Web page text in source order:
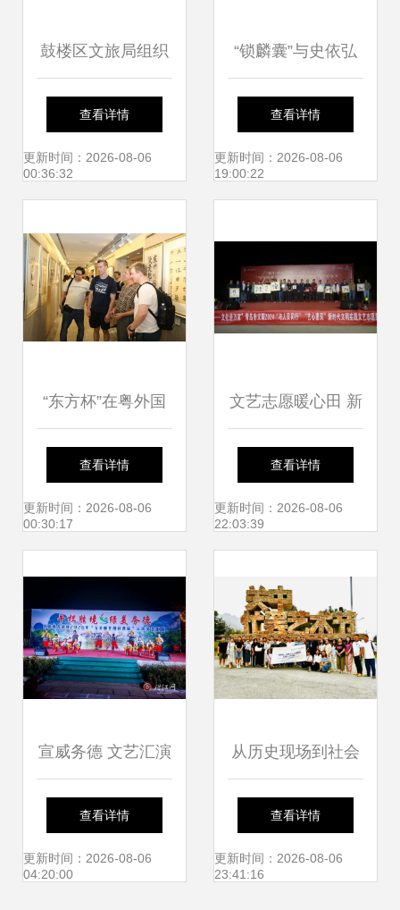
鼓楼区文旅局组织
开展文化惠民活动
搭建文化艺术交流
查看详情
更新时间：2026-08-06
00:36:32
“锁麟囊”与史依弘
携手三场演出 伟长
楼文化盛宴即将开
查看详情
更新时间：2026-08-06
19:00:22
“东方杯”在粤外国
人汉字书法大赛颁
奖典礼在深圳成功
查看详情
更新时间：2026-08-06
00:30:17
文艺志愿暖心田 新
时代文明实践走进
岑李家村
查看详情
更新时间：2026-08-06
22:03:39
宣威务德 文艺汇演
闹元宵，花灯非遗
唱不停
查看详情
更新时间：2026-08-06
04:20:00
从历史现场到社会
现场 关中忙罢艺术
节的实践转向与交
查看详情
更新时间：2026-08-06
23:41:16